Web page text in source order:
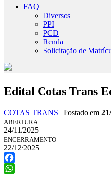
FAQ
Diversos
PPI
PCD
Renda
Solicitação de
Edital Cotas Trans
COTAS TRANS | Postado em
ABERTURA
24/11/2025
ENCERRAMENTO
22/12/2025
Facebook